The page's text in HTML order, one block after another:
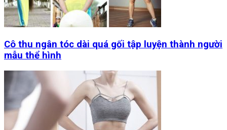
Cô thu ngân tóc dài quá gối tập luyện thành người
mẫu thể hình